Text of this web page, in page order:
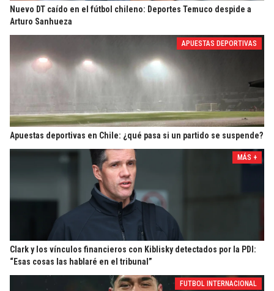
Nuevo DT caído en el fútbol chileno: Deportes Temuco despide a
Arturo Sanhueza
APUESTAS DEPORTIVAS
Apuestas deportivas en Chile: ¿qué pasa si un partido se suspende?
MÁS +
Clark y los vínculos financieros con Kiblisky detectados por la PDI:
“Esas cosas las hablaré en el tribunal”
FUTBOL INTERNACIONAL